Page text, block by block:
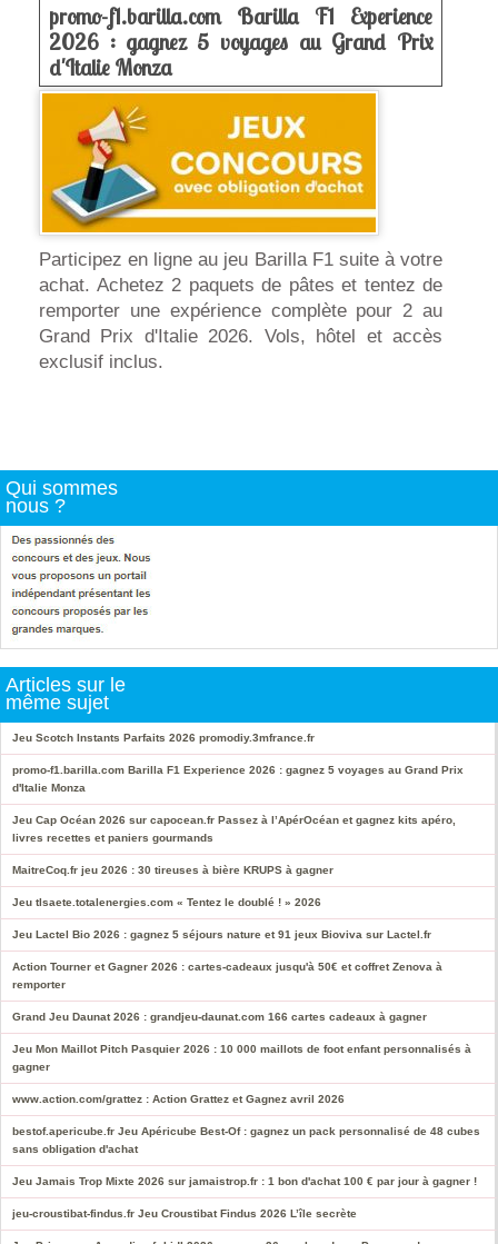
promo-f1.barilla.com Barilla F1 Experience
2026 : gagnez 5 voyages au Grand Prix
d'Italie Monza
Participez en ligne au jeu Barilla F1 suite à votre
achat. Achetez 2 paquets de pâtes et tentez de
remporter une expérience complète pour 2 au
Grand Prix d'Italie 2026. Vols, hôtel et accès
exclusif inclus.
Qui sommes
nous ?
Articles sur le
même sujet
Jeu Scotch Instants Parfaits 2026 promodiy.3mfrance.fr
promo-f1.barilla.com Barilla F1 Experience 2026 : gagnez 5 voyages au Grand Prix
d'Italie Monza
Jeu Cap Océan 2026 sur capocean.fr Passez à l’ApérOcéan et gagnez kits apéro,
livres recettes et paniers gourmands
MaitreCoq.fr jeu 2026 : 30 tireuses à bière KRUPS à gagner
Jeu tlsaete.totalenergies.com « Tentez le doublé ! » 2026
Jeu Lactel Bio 2026 : gagnez 5 séjours nature et 91 jeux Bioviva sur Lactel.fr
Action Tourner et Gagner 2026 : cartes-cadeaux jusqu'à 50€ et coffret Zenova à
remporter
Grand Jeu Daunat 2026 : grandjeu-daunat.com 166 cartes cadeaux à gagner
Jeu Mon Maillot Pitch Pasquier 2026 : 10 000 maillots de foot enfant personnalisés à
gagner
www.action.com/grattez : Action Grattez et Gagnez avril 2026
bestof.apericube.fr Jeu Apéricube Best-Of : gagnez un pack personnalisé de 48 cubes
sans obligation d'achat
Jeu Jamais Trop Mixte 2026 sur jamaistrop.fr : 1 bon d'achat 100 € par jour à gagner !
jeu-croustibat-findus.fr Jeu Croustibat Findus 2026 L’île secrète